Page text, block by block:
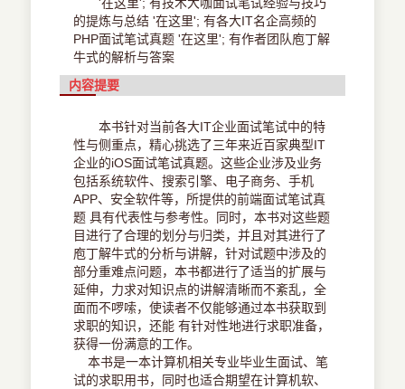
'在这里'; 有技术大咖面试笔试经验与技巧
的提炼与总结 '在这里'; 有各大IT名企高频的
PHP面试笔试真题 '在这里'; 有作者团队庖丁解
牛式的解析与答案
内容提要
本书针对当前各大IT企业面试笔试中的特
性与侧重点，精心挑选了三年来近百家典型IT
企业的iOS面试笔试真题。这些企业涉及业务
包括系统软件、搜索引擎、电子商务、手机
APP、安全软件等，所提供的前端面试笔试真
题 具有代表性与参考性。同时，本书对这些题
目进行了合理的划分与归类，并且对其进行了
庖丁解牛式的分析与讲解，针对试题中涉及的
部分重难点问题，本书都进行了适当的扩展与
延伸，力求对知识点的讲解清晰而不紊乱，全
面而不啰嗦，使读者不仅能够通过本书获取到
求职的知识，还能 有针对性地进行求职准备，
获得一份满意的工作。
本书是一本计算机相关专业毕业生面试、笔
试的求职用书，同时也适合期望在计算机软、